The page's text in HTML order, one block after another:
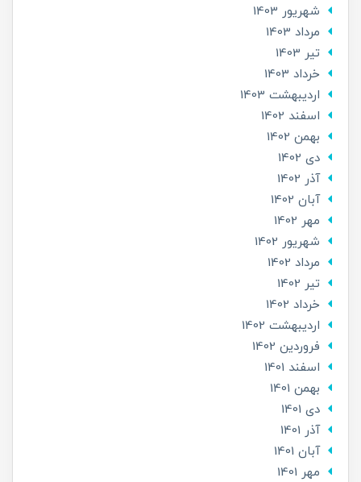
شهریور 1403
مرداد 1403
تير 1403
خرداد 1403
ارديبهشت 1403
اسفند 1402
بهمن 1402
دی 1402
آذر 1402
آبان 1402
مهر 1402
شهریور 1402
مرداد 1402
تير 1402
خرداد 1402
ارديبهشت 1402
فروردین 1402
اسفند 1401
بهمن 1401
دی 1401
آذر 1401
آبان 1401
مهر 1401